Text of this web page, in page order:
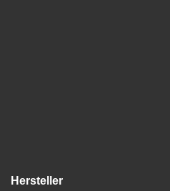
Hersteller